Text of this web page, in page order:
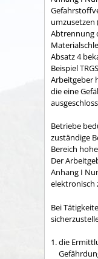
umzusetzen
Abtrennung
Absatz 4
Beispiel
Arbeitgeber
die eine
Betriebe
zuständige
Bereich
Der
Anhang I
elektronisch
Bei
die